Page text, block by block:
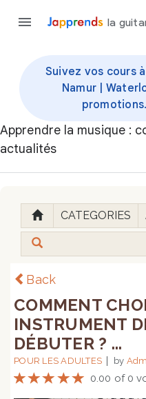
la
Suivez vos cours
Namur |
promotions.
Apprendre la musique :
actualités
CATEGORIES
Back
COMMENT
INSTRUMENT
DÉBUTER ? ...
POUR LES ADULTES by
0.00 of 0